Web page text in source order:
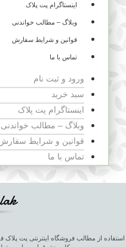
اینستاگرام پت پلاک
وبلاگ – مطالب خواندنی
قوانین و شرایط سفارش
تماس با ما
ورود و ثبت نام
سبد خرید
اینستاگرام پت پلاک
وبلاگ – مطالب خواندنی
قوانین و شرایط
تماس با ما
استفاده از مطالب فروشگاه اینترنتی پت پلاک